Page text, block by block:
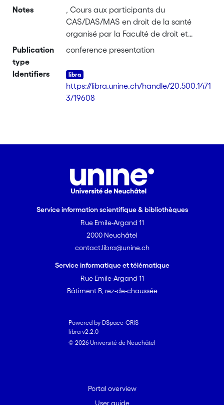
privé et de droit public avant
d'examiner la responsabilité civile en
droit privé des institutions puis celle en
les principales différences entre ces
Notes
, Cours aux participants du
CAS/DAS/MAS en droit de la santé
organisé par la Faculté de droit et
l'Institut de droit de la santé de
Publication
type
conference presentation
Identifiers
https://libra.unine.ch/handle/20.500.1471
3/19608
Service information scientifique & bibliothèques
Rue Emile-Argand 11
2000 Neuchâtel
contact.libra@unine.ch
Service informatique et télématique
Rue Emile-Argand 11
Bâtiment B, rez-de-chaussée
Powered by DSpace-CRIS
libra v2.2.0
© 2026 Université de Neuchâtel
Portal overview
User guide